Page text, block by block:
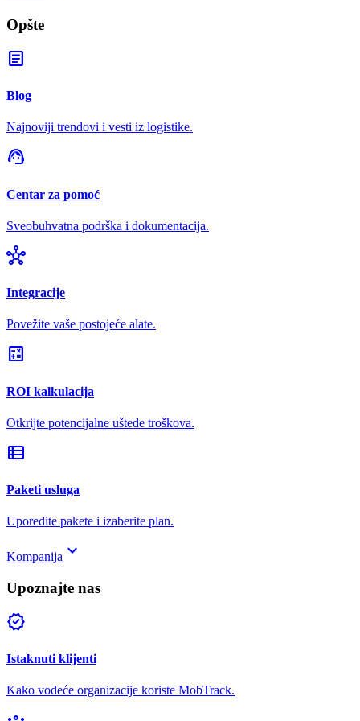
Opšte
article
Blog
Najnoviji trendovi i vesti iz logistike.
support_agent
Centar za pomoć
Sveobuhvatna podrška i dokumentacija.
hub
Integracije
Povežite vaše postojeće alate.
calculate
ROI kalkulacija
Otkrijte potencijalne uštede troškova.
view_list
Paketi usluga
Uporedite pakete i izaberite plan.
Kompanija keyboard_arrow_down
Upoznajte nas
verified
Istaknuti klijenti
Kako vodeće organizacije koriste MobTrack.